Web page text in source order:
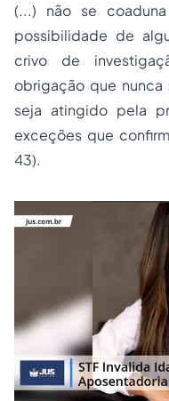
(...) não se
possibilidade de
crivo de
obrigação que
seja atingido pela
exceções que
43).